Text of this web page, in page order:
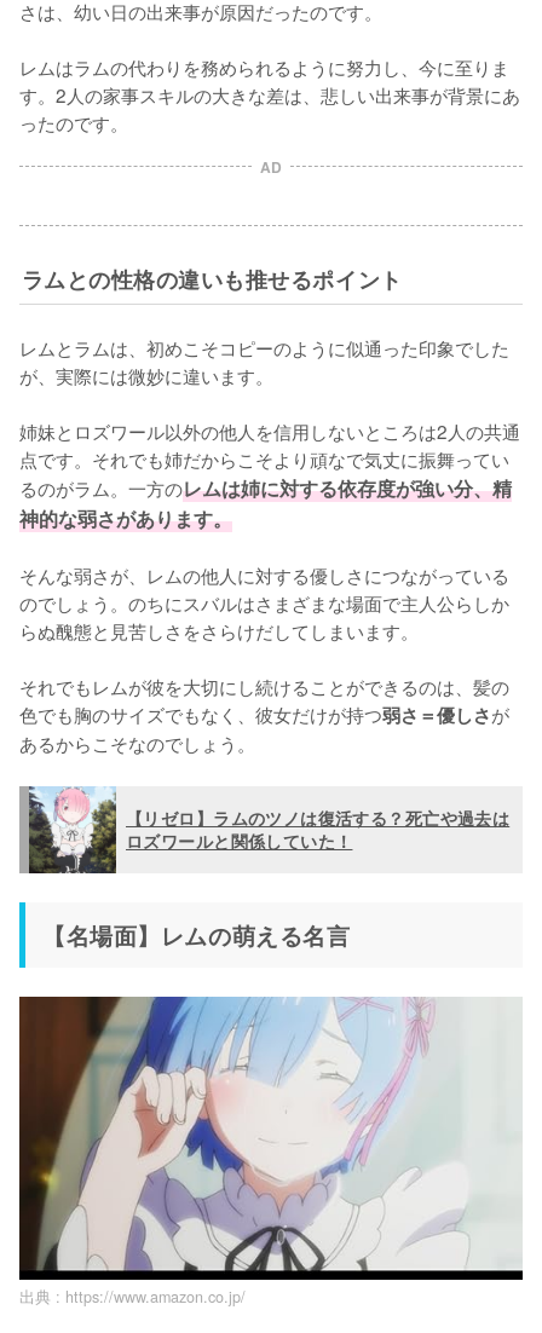
さは、幼い日の出来事が原因だったのです。
レムはラムの代わりを務められるように努力し、今に至りま
す。2人の家事スキルの大きな差は、悲しい出来事が背景にあ
ったのです。
AD
ラムとの性格の違いも推せるポイント
レムとラムは、初めこそコピーのように似通った印象でした
が、実際には微妙に違います。
姉妹とロズワール以外の他人を信用しないところは2人の共通
点です。それでも姉だからこそより頑なで気丈に振舞ってい
るのがラム。一方のレムは姉に対する依存度が強い分、精
神的な弱さがあります。
そんな弱さが、レムの他人に対する優しさにつながっている
のでしょう。のちにスバルはさまざまな場面で主人公らしか
らぬ醜態と見苦しさをさらけだしてしまいます。
それでもレムが彼を大切にし続けることができるのは、髪の
色でも胸のサイズでもなく、彼女だけが持つ弱さ＝優しさが
あるからこそなのでしょう。
【リゼロ】ラムのツノは復活する？死亡や過去は
ロズワールと関係していた！
【名場面】レムの萌える名言
出典 : https://www.amazon.co.jp/